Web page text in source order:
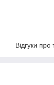
Відгуки про